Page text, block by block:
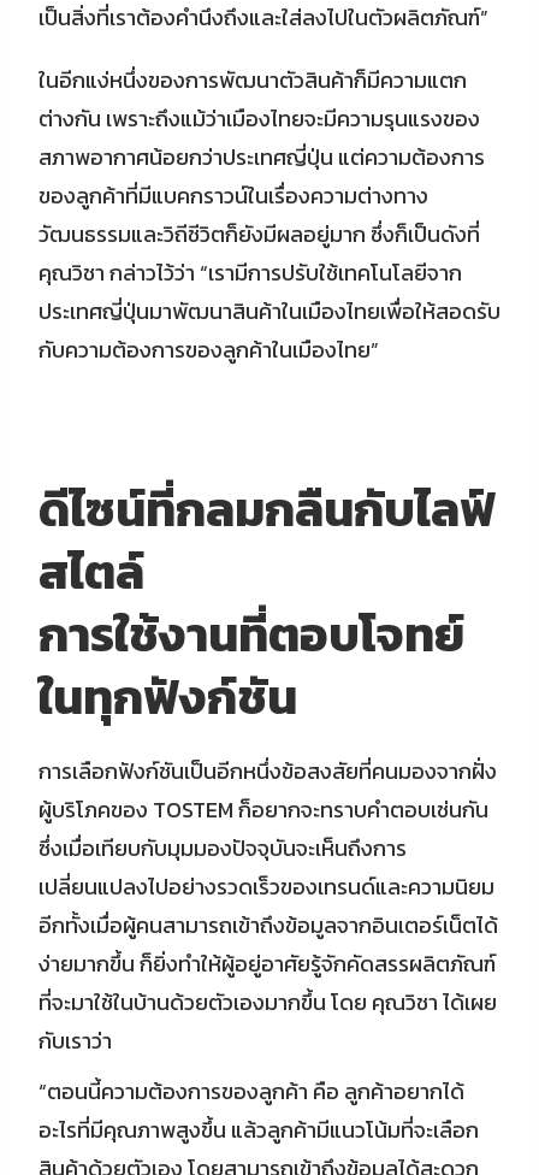
เป็นสิ่งที่เราต้องคำนึงถึงและใส่ลงไปในตัวผลิตภัณฑ์”
ในอีกแง่หนึ่งของการพัฒนาตัวสินค้าก็มีความแตก
ต่างกัน เพราะถึงแม้ว่าเมืองไทยจะมีความรุนแรงของ
สภาพอากาศน้อยกว่าประเทศญี่ปุ่น แต่ความต้องการ
ของลูกค้าที่มีแบคกราวน์ในเรื่องความต่างทาง
วัฒนธรรมและวิถีชีวิตก็ยังมีผลอยู่มาก ซึ่งก็เป็นดังที่
คุณวิชา กล่าวไว้ว่า “เรามีการปรับใช้เทคโนโลยีจาก
ประเทศญี่ปุ่นมาพัฒนาสินค้าในเมืองไทยเพื่อให้สอดรับ
กับความต้องการของลูกค้าในเมืองไทย”
ดีไซน์ที่กลมกลืนกับไลฟ์
สไตล์
การใช้งานที่ตอบโจทย์
ในทุกฟังก์ชัน
การเลือกฟังก์ชันเป็นอีกหนึ่งข้อสงสัยที่คนมองจากฝั่ง
ผู้บริโภคของ TOSTEM ก็อยากจะทราบคำตอบเช่นกัน
ซึ่งเมื่อเทียบกับมุมมองปัจจุบันจะเห็นถึงการ
เปลี่ยนแปลงไปอย่างรวดเร็วของเทรนด์และความนิยม
อีกทั้งเมื่อผู้คนสามารถเข้าถึงข้อมูลจากอินเตอร์เน็ตได้
ง่ายมากขึ้น ก็ยิ่งทำให้ผู้อยู่อาศัยรู้จักคัดสรรผลิตภัณฑ์
ที่จะมาใช้ในบ้านด้วยตัวเองมากขึ้น โดย คุณวิชา ได้เผย
กับเราว่า
“ตอนนี้ความต้องการของลูกค้า คือ ลูกค้าอยากได้
อะไรที่มีคุณภาพสูงขึ้น แล้วลูกค้ามีแนวโน้มที่จะเลือก